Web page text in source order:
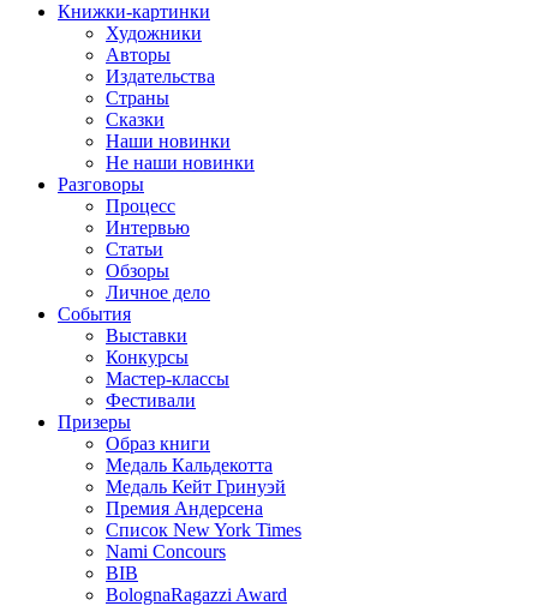
Книжки-картинки
Художники
Авторы
Издательства
Страны
Сказки
Наши новинки
Не наши новинки
Разговоры
Процесс
Интервью
Статьи
Обзоры
Личное дело
События
Выставки
Конкурсы
Мастер-классы
Фестивали
Призеры
Образ книги
Медаль Кальдекотта
Медаль Кейт Гринуэй
Премия Андерсена
Список New York Times
Nami Concours
BIB
BolognaRagazzi Award